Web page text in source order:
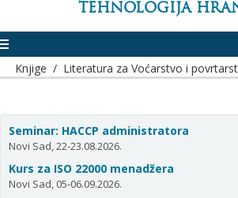
TEHNOLOGIJA
Knjige / Literatura za Voćarstvo i
Seminar: HACCP administratora
Novi Sad, 22-23.08.2026.
Kurs za ISO 22000 menadžera
Novi Sad, 05-06.09.2026.